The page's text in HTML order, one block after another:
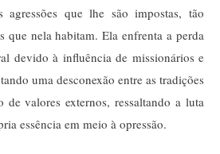
agressões que lhe são impostas, tão
que nela habitam.Ela enfrenta a perda
devido à influência de missionários e
uma desconexão entre as tradições
de valores externos, ressaltando a luta
essência em meio à opressão.